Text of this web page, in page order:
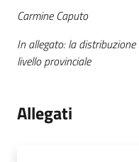
Carmine Caputo
In allegato: la
livello provinciale
Allegati